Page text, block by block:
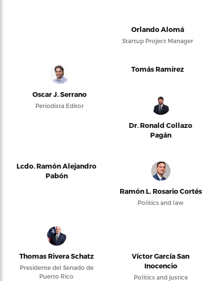
Orlando Alomá
Startup Project Manager
Oscar J. Serrano
Periodista Editor
Tomás Ramírez
Dr. Ronald Collazo
Pagán
Lcdo. Ramón Alejandro
Pabón
Ramón L. Rosario Cortés
Politics and law
Thomas Rivera Schatz
Presidente del Senado de
Puerto Rico
Víctor García San
Inocencio
Politics and justice